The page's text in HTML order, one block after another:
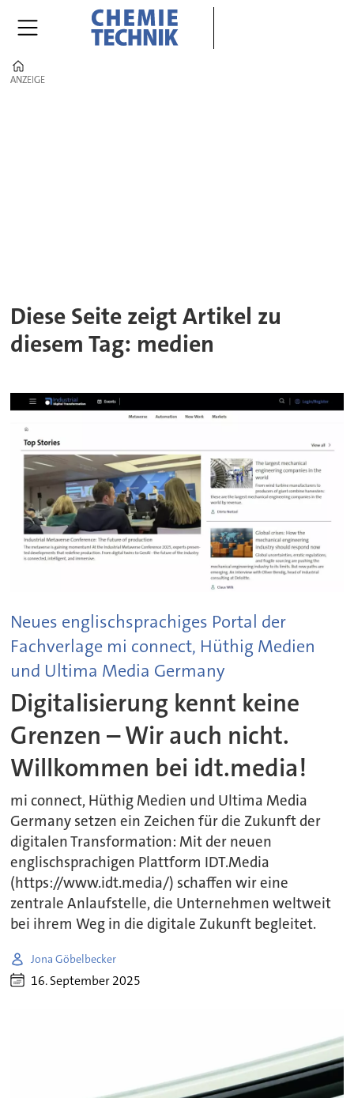
ANZEIGE
ANZEIGE
Diese Seite zeigt Artikel zu
diesem Tag: medien
Neues englischsprachiges Portal der
Fachverlage mi connect, Hüthig Medien
und Ultima Media Germany
Digitalisierung kennt keine
Grenzen – Wir auch nicht.
Willkommen bei idt.media!
mi connect, Hüthig Medien und Ultima Media
Germany setzen ein Zeichen für die Zukunft der
digitalen Transformation: Mit der neuen
englischsprachigen Plattform IDT.Media
(https://www.idt.media/) schaffen wir eine
zentrale Anlaufstelle, die Unternehmen weltweit
bei ihrem Weg in die digitale Zukunft begleitet.
Jona Göbelbecker
16. September 2025